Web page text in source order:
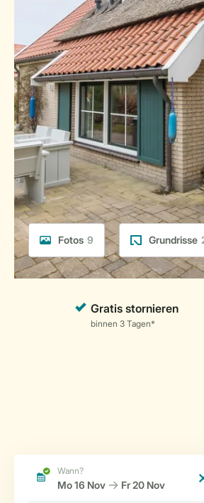
Fotos 9 Grundrisse